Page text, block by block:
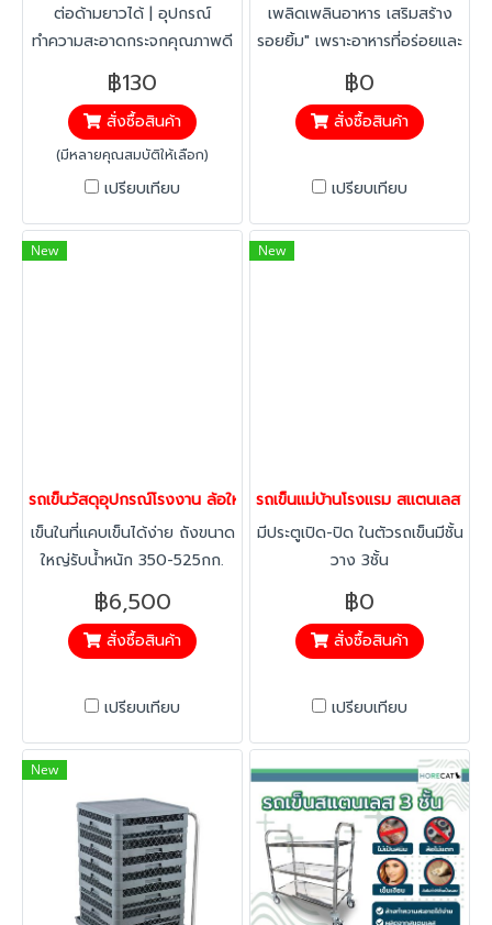
ต่อด้ามยาวได้ | อุปกรณ์
ทำความสะอาดกระจกคุณภาพดี
จำหน่ายที่ปาดกระจกคุณภาพ
เยี่ยม เหมาะสำหรับทำความ
สะอาดกระจกอาคารสูง ต่อกับ
ด้ามยาวได้ ใช้งานง่าย ราคา
ประหยัด จัดส่งทั่วไทย
฿130
สั่งซื้อสินค้า
(มีหลายคุณสมบัติให้เลือก)
เปรียบเทียบ
เพลิดเพลินอาหาร เสริมสร้าง
รอยยิ้ม" เพราะอาหารที่อร่อยและ
สดใหม่ คือความสุขของทุกคน
฿0
สั่งซื้อสินค้า
เปรียบเทียบ
New
รถเข็นวัสดุอุปกรณ์โรงงาน ล้อใหญ่6นิ้ว ตรา Horecat 56121
เข็นในที่แคบเข็นได้ง่าย ถังขนาด
ใหญ่รับน้ำหนัก 350-525กก.
พลาสติกหนา ไม่เหม็น ล้าง
ทำความสะอาดง่าย ไม่เป็นสนิม
ติดตั้งล้อขนาดใหญ่
฿6,500
สั่งซื้อสินค้า
เปรียบเทียบ
New
รถเข็นแม่บ้านโรงแรม สแตนเลส มี
มีประตูเปิด-ปิด ในตัวรถเข็นมีชั้น
วาง 3ชั้น
฿0
สั่งซื้อสินค้า
เปรียบเทียบ
New